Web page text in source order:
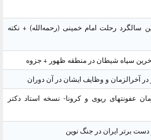
سالگرد رحلت امام خمینی (رحمه‌الله) + نکته
سپاه شیطان در منطقه ظهور + جزوه
آخرالزمان و وظایف ایشان در آن دوران
عفونتهای ریوی و کرونا- نسخه استاد دکتر
برتر ایران در جنگ نوین